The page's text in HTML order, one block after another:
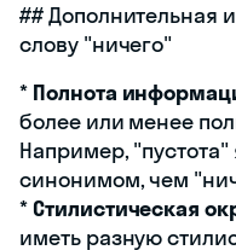
## Дополнительная
слову "ничего"
* Полнота
более или менее
Например,
синонимом, чем
*Стилистическая
иметь разную